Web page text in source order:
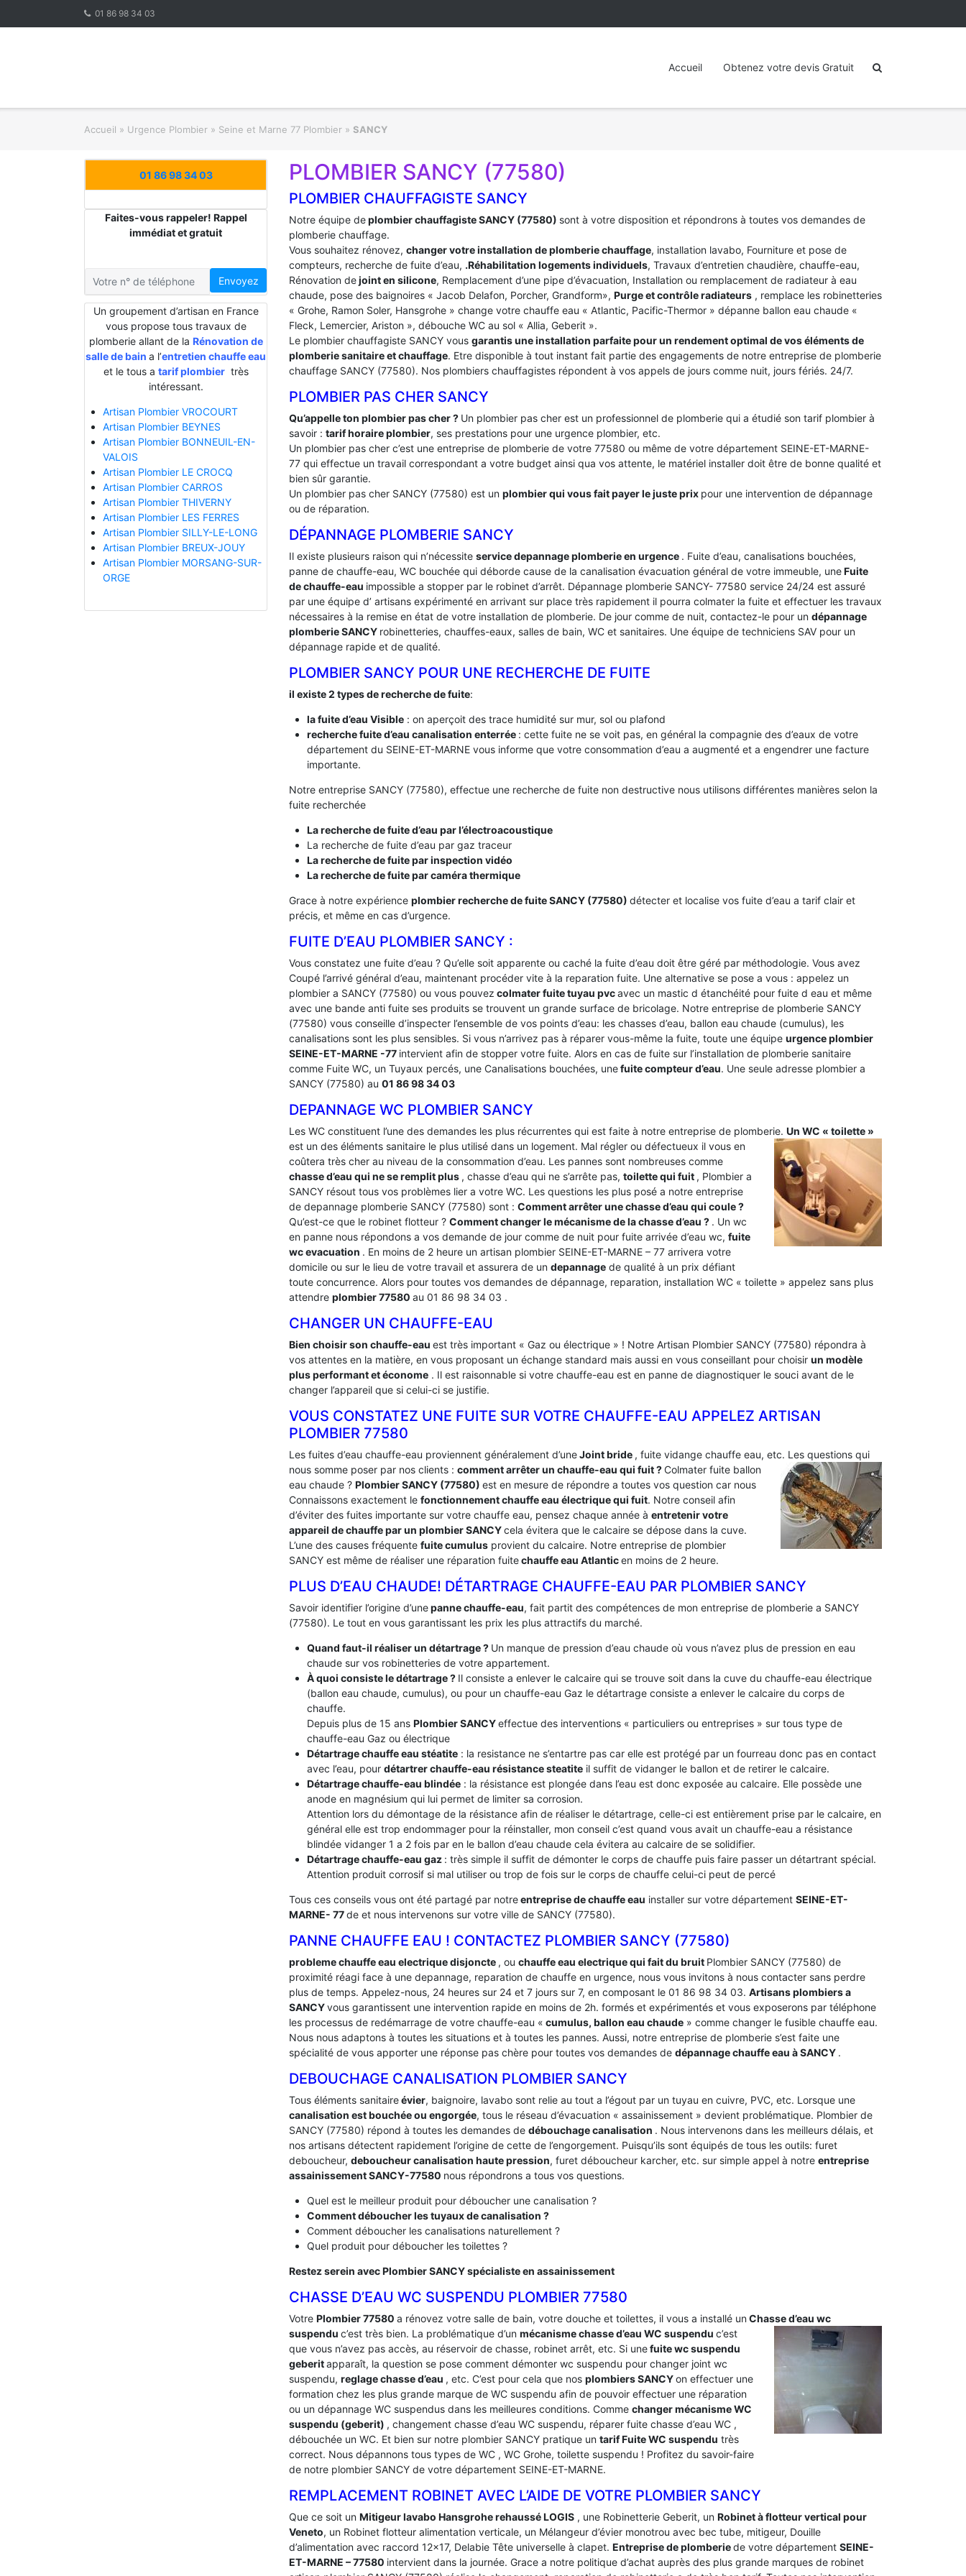
01 86 98 34 03
Accueil Obtenez votre devis Gratuit
Accueil » Urgence Plombier » Seine et Marne 77 Plombier » SANCY
01 86 98 34 03
Faites-vous rappeler! Rappel
immédiat et gratuit
Envoyez
Un groupement d’artisan en France
vous propose tous travaux de
plomberie allant de la Rénovation de
salle de bain a l’entretien chauffe eau
et le tous a tarif plombiertrès
intéressant.
Artisan Plombier VROCOURT
Artisan Plombier BEYNES
Artisan Plombier BONNEUIL-EN-
VALOIS
Artisan Plombier LE CROCQ
Artisan Plombier CARROS
Artisan Plombier THIVERNY
Artisan Plombier LES FERRES
Artisan Plombier SILLY-LE-LONG
Artisan Plombier BREUX-JOUY
Artisan Plombier MORSANG-SUR-
ORGE
PLOMBIER SANCY (77580)
PLOMBIER CHAUFFAGISTE SANCY
Notre équipe deplombier chauffagiste SANCY (77580) sont à votre disposition et répondrons à toutes vos demandes de
plomberie chauffage.
Vous souhaitez rénovez, changer votre installation de plomberie chauffage, installation lavabo, Fourniture et pose de
compteurs, recherche de fuite d’eau, .Réhabilitation logements individuels, Travaux d’entretien chaudière, chauffe-eau,
Rénovation dejoint en silicone, Remplacement d’une pipe d’évacuation, Installation ou remplacement de radiateur à eau
chaude, pose des baignoires « Jacob Delafon, Porcher, Grandform», Purge et contrôle radiateurs , remplace les robinetteries
« Grohe, Ramon Soler, Hansgrohe » change votre chauffe eau « Atlantic, Pacific-Thermor » dépanne ballon eau chaude «
Fleck, Lemercier, Ariston », débouche WC au sol « Allia, Geberit ».
Le plombier chauffagiste SANCY vous garantis une installation parfaite pour un rendement optimal de vos éléments de
plomberie sanitaire et chauffage. Etre disponible à tout instant fait partie des engagements de notre entreprise de plomberie
chauffage SANCY (77580). Nos plombiers chauffagistes répondent à vos appels de jours comme nuit, jours fériés. 24/7.
PLOMBIER PAS CHER SANCY
Qu’appelle ton plombier pas cher ? Un plombier pas cher est un professionnel de plomberie qui a étudié son tarif plombier à
savoir : tarif horaire plombier, ses prestations pour une urgence plombier, etc.
Un plombier pas cher c’est une entreprise de plomberie de votre 77580 ou même de votre département SEINE-ET-MARNE-
77 qui effectue un travail correspondant a votre budget ainsi qua vos attente, le matériel installer doit être de bonne qualité et
bien sûr garantie.
Un plombier pas cher SANCY (77580) est un plombier qui vous fait payer le juste prix pour une intervention de dépannage
ou de réparation.
DÉPANNAGE PLOMBERIE SANCY
Il existe plusieurs raison qui n’nécessite service depannage plomberie en urgence . Fuite d’eau, canalisations bouchées,
panne de chauffe-eau, WC bouchée qui déborde cause de la canalisation évacuation général de votre immeuble, uneFuite
de chauffe-eau impossible a stopper par le robinet d’arrêt. Dépannage plomberie SANCY- 77580 service 24/24 est assuré
par une équipe d’ artisans expérimenté en arrivant sur place très rapidement il pourra colmater la fuite et effectuer les travaux
nécessaires à la remise en état de votre installation de plomberie. De jour comme de nuit, contactez-le pour un dépannage
plomberie SANCY robinetteries, chauffes-eaux, salles de bain, WC et sanitaires. Une équipe de techniciens SAV pour un
dépannage rapide et de qualité.
PLOMBIER SANCY POUR UNE RECHERCHE DE FUITE
il existe 2 types de recherche de fuite:
la fuite d’eau Visible: on aperçoit des trace humidité sur mur, sol ou plafond
recherche fuite d’eau canalisation enterrée : cette fuite ne se voit pas, en général la compagnie des d’eaux de votre
département du SEINE-ET-MARNE vous informe que votre consommation d’eau a augmenté et a engendrer une facture
importante.
Notre entreprise SANCY (77580), effectue une recherche de fuite non destructive nous utilisons différentes manières selon la
fuite recherchée
La recherche de fuite d’eau par l’électroacoustique
La recherche de fuite d’eau par gaz traceur
La recherche de fuite par inspection vidéo
La recherche de fuite par caméra thermique
Grace à notre expérience plombier recherche de fuite SANCY (77580) détecter et localise vos fuite d’eau a tarif clair et
précis, et même en cas d’urgence.
FUITE D’EAU PLOMBIER SANCY :
Vous constatez une fuite d’eau ? Qu’elle soit apparente ou caché la fuite d’eau doit être géré par méthodologie. Vous avez
Coupé l’arrivé général d’eau, maintenant procéder vite à la reparation fuite. Une alternative se pose a vous : appelez un
plombier a SANCY (77580) ou vous pouvez colmater fuite tuyau pvcavec un mastic d étanchéité pour fuite d eau et même
avec une bande anti fuite ses produits se trouvent un grande surface de bricolage. Notre entreprise de plomberie SANCY
(77580) vous conseille d’inspecter l’ensemble de vos points d’eau: les chasses d’eau, ballon eau chaude (cumulus), les
canalisations sont les plus sensibles. Si vous n’arrivez pas à réparer vous-même la fuite, toute une équipe urgence plombier
SEINE-ET-MARNE -77 intervient afin de stopper votre fuite. Alors en cas de fuite sur l’installation de plomberie sanitaire
comme Fuite WC, un Tuyaux percés, une Canalisations bouchées, unefuite compteur d’eau. Une seule adresse plombier a
SANCY (77580) au 01 86 98 34 03
DEPANNAGE WC PLOMBIER SANCY
Les WC constituent l’une des demandes les plus récurrentes qui est faite à notre entreprise de plomberie. Un WC « toilette »
est un des éléments sanitaire le plus utilisé dans un logement. Mal régler ou défectueux il vous en
coûtera très cher au niveau de la consommation d’eau. Les pannes sont nombreuses comme
chasse d’eau qui ne se remplit plus , chasse d’eau qui ne s’arrête pas, toilette qui fuit , Plombier a
SANCY résout tous vos problèmes lier a votre WC. Les questions les plus posé a notre entreprise
de depannage plomberie SANCY (77580) sont : Comment arrêter une chasse d’eau qui coule ?
Qu’est-ce que le robinet flotteur ? Comment changer le mécanisme de la chasse d’eau ? . Un wc
en panne nous répondons a vos demande de jour comme de nuit pour fuite arrivée d’eau wc, fuite
wc evacuation . En moins de 2 heure un artisan plombier SEINE-ET-MARNE – 77 arrivera votre
domicile ou sur le lieu de votre travail et assurera de un depannage de qualité à un prix défiant
toute concurrence. Alors pour toutes vos demandes de dépannage, reparation, installation WC « toilette » appelez sans plus
attendre plombier 77580 au 01 86 98 34 03 .
CHANGER UN CHAUFFE-EAU
Bien choisir son chauffe-eau est très important « Gaz ou électrique » ! Notre Artisan Plombier SANCY (77580) répondra à
vos attentes en la matière, en vous proposant un échange standard mais aussi en vous conseillant pour choisir un modèle
plus performant et économe . Il est raisonnable si votre chauffe-eau est en panne de diagnostiquer le souci avant de le
changer l’appareil que si celui-ci se justifie.
VOUS CONSTATEZ UNE FUITE SUR VOTRE CHAUFFE-EAU APPELEZ ARTISAN
PLOMBIER 77580
Les fuites d’eau chauffe-eau proviennent généralement d’uneJoint bride , fuite vidange chauffe eau, etc. Les questions qui
nous somme poser par nos clients : comment arrêter un chauffe-eau qui fuit ?Colmater fuite ballon
eau chaude ? Plombier SANCY (77580) est en mesure de répondre a toutes vos question car nous
Connaissons exactement le fonctionnement chauffe eau électrique qui fuit. Notre conseil afin
d’éviter des fuites importante sur votre chauffe eau, pensez chaque année à entretenir votre
appareil de chauffe par un plombier SANCYcela évitera que le calcaire se dépose dans la cuve.
L’une des causes fréquente fuite cumulus provient du calcaire. Notre entreprise de plombier
SANCY est même de réaliser une réparation fuitechauffe eau Atlanticen moins de 2 heure.
PLUS D’EAU CHAUDE! DÉTARTRAGE CHAUFFE-EAU PAR PLOMBIER SANCY
Savoir identifier l’origine d’unepanne chauffe-eau, fait partit des compétences de mon entreprise de plomberie a SANCY
(77580). Le tout en vous garantissant les prix les plus attractifs du marché.
Quand faut-il réaliser un détartrage ? Un manque de pression d’eau chaude où vous n’avez plus de pression en eau
chaude sur vos robinetteries de votre appartement.
À quoi consiste le détartrage ? Il consiste a enlever le calcaire qui se trouve soit dans la cuve du chauffe-eau électrique
(ballon eau chaude, cumulus), ou pour un chauffe-eau Gaz le détartrage consiste a enlever le calcaire du corps de
chauffe.
Depuis plus de 15 ans Plombier SANCYeffectue des interventions « particuliers ou entreprises » sur tous type de
chauffe-eau Gaz ou électrique
Détartrage chauffe eau stéatite: la resistance ne s’entartre pas car elle est protégé par un fourreau donc pas en contact
avec l’eau, pour détartrer chauffe-eau résistance steatiteil suffit de vidanger le ballon et de retirer le calcaire.
Détartrage chauffe-eau blindée: la résistance est plongée dans l’eau est donc exposée au calcaire. Elle possède une
anode en magnésium qui lui permet de limiter sa corrosion.
Attention lors du démontage de la résistance afin de réaliser le détartrage, celle-ci est entièrement prise par le calcaire, en
général elle est trop endommager pour la réinstaller, mon conseil c’est quand vous avait un chauffe-eau a résistance
blindée vidanger 1 a 2 fois par en le ballon d’eau chaude cela évitera au calcaire de se solidifier.
Détartrage chauffe-eau gaz : très simple il suffit de démonter le corps de chauffe puis faire passer un détartrant spécial.
Attention produit corrosif si mal utiliser ou trop de fois sur le corps de chauffe celui-ci peut de percé
Tous ces conseils vous ont été partagé par notreentreprise de chauffe eau installer sur votre département SEINE-ET-
MARNE- 77de et nous intervenons sur votre ville de SANCY (77580).
PANNE CHAUFFE EAU ! CONTACTEZ PLOMBIER SANCY (77580)
probleme chauffe eau electrique disjoncte , ou chauffe eau electrique qui fait du bruit Plombier SANCY (77580) de
proximité réagi face à une depannage, reparation de chauffe en urgence, nous vous invitons à nous contacter sans perdre
plus de temps. Appelez-nous, 24 heures sur 24 et 7 jours sur 7, en composant le 01 86 98 34 03. Artisans plombiers a
SANCYvous garantissent une intervention rapide en moins de 2h. formés et expérimentés et vous exposerons par téléphone
les processus de redémarrage de votre chauffe-eau « cumulus, ballon eau chaude » comme changer le fusible chauffe eau.
Nous nous adaptons à toutes les situations et à toutes les pannes. Aussi, notre entreprise de plomberie s’est faite une
spécialité de vous apporter une réponse pas chère pour toutes vos demandes de dépannage chauffe eau à SANCY .
DEBOUCHAGE CANALISATION PLOMBIER SANCY
Tous éléments sanitaireévier, baignoire, lavabo sont relie au tout a l’égout par un tuyau en cuivre, PVC, etc. Lorsque une
canalisation est bouchée ou engorgée, tous le réseau d’évacuation « assainissement » devient problématique. Plombier de
SANCY (77580) répond à toutes les demandes de débouchage canalisation . Nous intervenons dans les meilleurs délais, et
nos artisans détectent rapidement l’origine de cette de l’engorgement. Puisqu’ils sont équipés de tous les outils: furet
deboucheur, deboucheur canalisation haute pression, furet déboucheur karcher, etc. sur simple appel à notre entreprise
assainissement SANCY-77580 nous répondrons a tous vos questions.
Quel est le meilleur produit pour déboucher une canalisation ?
Comment déboucher les tuyaux de canalisation ?
Comment déboucher les canalisations naturellement ?
Quel produit pour déboucher les toilettes ?
Restez serein avec Plombier SANCY spécialiste en assainissement
CHASSE D’EAU WC SUSPENDU PLOMBIER 77580
Votre Plombier 77580 a rénovez votre salle de bain, votre douche et toilettes, il vous a installé unChasse d’eau wc
suspendu c’est très bien. La problématique d’un mécanisme chasse d’eau WC suspendu c’est
que vous n’avez pas accès, au réservoir de chasse, robinet arrêt, etc. Si unefuite wc suspendu
geberitapparaît, la question se pose comment démonter wc suspendu pour changer joint wc
suspendu, reglage chasse d’eau , etc. C’est pour cela que nos plombiers SANCYon effectuer une
formation chez les plus grande marque de WC suspendu afin de pouvoir effectuer une réparation
ou un dépannage WC suspendus dans les meilleures conditions. Comme changer mécanisme WC
suspendu (geberit) , changement chasse d’eau WC suspendu, réparer fuite chasse d’eau WC ,
débouchée un WC. Et bien sur notre plombier SANCY pratique un tarif Fuite WC suspendu très
correct. Nous dépannons tous types de WC , WC Grohe, toilette suspendu ! Profitez du savoir-faire
de notre plombier SANCY de votre département SEINE-ET-MARNE.
REMPLACEMENT ROBINET AVEC L’AIDE DE VOTRE PLOMBIER SANCY
Que ce soit un Mitigeur lavabo Hansgrohe rehaussé LOGIS , une Robinetterie Geberit, un Robinet à flotteur vertical pour
Veneto, un Robinet flotteur alimentation verticale, un Mélangeur d’évier monotrou avec bec tube, mitigeur, Douille
d’alimentation avec raccord 12×17, Delabie Tête universelle à clapet. Entreprise de plomberiede votre département SEINE-
ET-MARNE – 77580 intervient dans la journée. Grace a notre politique d’achat auprès des plus grande marques de robinet